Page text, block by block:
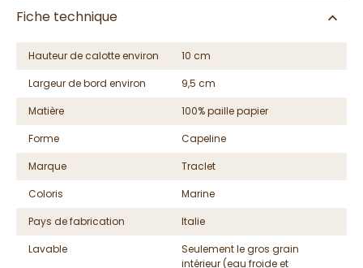
Fiche technique
Hauteur de calotte environ
10 cm
Largeur de bord environ
9,5 cm
Matière
100% paille papier
Forme
Capeline
Marque
Traclet
Coloris
Marine
Pays de fabrication
Italie
Lavable
Seulement le gros grain
intérieur (eau froide et